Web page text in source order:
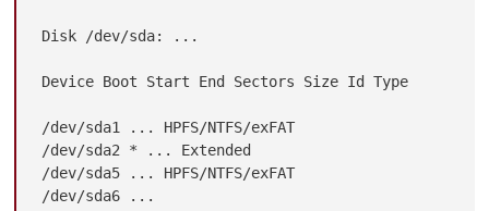
Disk /dev/sda: ...
Device Boot Start End Sectors Size Id Type
/dev/sda1 ... HPFS/NTFS/exFAT
/dev/sda2 * ... Extended
/dev/sda5 ... HPFS/NTFS/exFAT
/dev/sda6 ...